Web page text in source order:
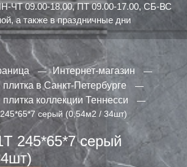
ЧТ 09.00-18.00, ПТ 09.00-17.00, СБ-ВС
а также в праздничные дни
Интернет-магазин
плитка в Санкт-Петербурге
коллекции Теннесси
серый (0,54м2 / 34шт)
245*65*7 серый